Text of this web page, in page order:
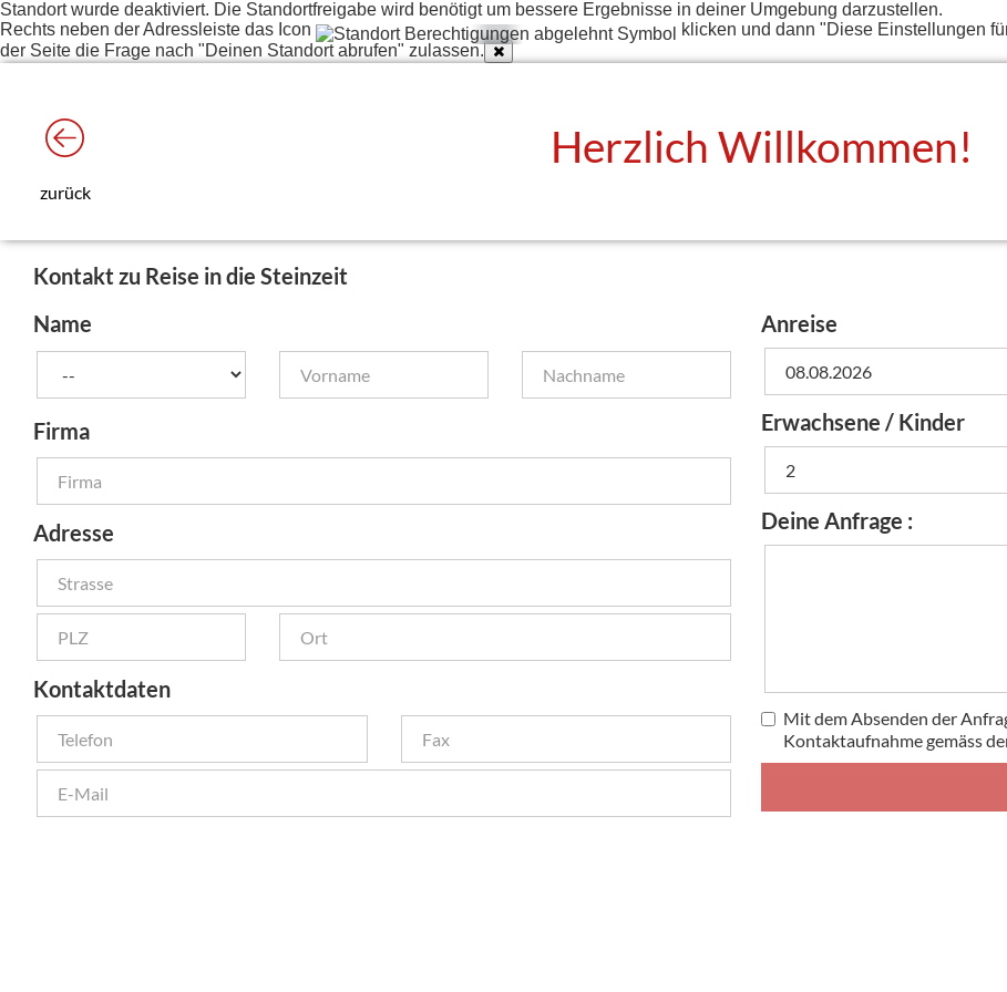
Standort wurde deaktiviert. Die Standortfreigabe wird benötigt um bessere Ergebnisse in deiner Umgebung darzustellen.
Rechts neben der Adressleiste das Icon
klicken und dann "Diese Einstellungen
der Seite die Frage nach "Deinen Standort abrufen" zulassen.
zurück
Herzlich Willkommen!
Kontakt zu Reise in die Steinzeit
Name
Firma
Adresse
Kontaktdaten
Anreise
Erwachsene / Kinder
Deine Anfrage :
Mit dem Absenden der
Kontaktaufnahme gemäss